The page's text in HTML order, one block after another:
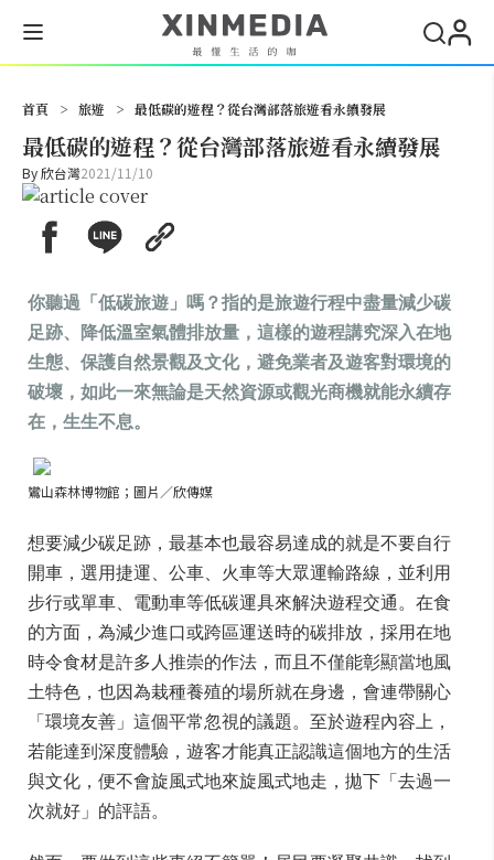
首頁 > 旅遊 > 最低碳的遊程？從台灣部落旅遊看永續發展
最低碳的遊程？從台灣部落旅遊看永續發展
By欣台灣2021/11/10
你聽過「低碳旅遊」嗎？指的是旅遊行程中盡量減少碳
足跡、降低溫室氣體排放量，這樣的遊程講究深入在地
生態、保護自然景觀及文化，避免業者及遊客對環境的
破壞，如此一來無論是天然資源或觀光商機就能永續存
在，生生不息。
鸞山森林博物館；圖片／欣傳媒
想要減少碳足跡，最基本也最容易達成的就是不要自行
開車，選用捷運、公車、火車等大眾運輸路線，並利用
步行或單車、電動車等低碳運具來解決遊程交通。在食
的方面，為減少進口或跨區運送時的碳排放，採用在地
時令食材是許多人推崇的作法，而且不僅能彰顯當地風
土特色，也因為栽種養殖的場所就在身邊，會連帶關心
「環境友善」這個平常忽視的議題。至於遊程內容上，
若能達到深度體驗，遊客才能真正認識這個地方的生活
與文化，便不會旋風式地來旋風式地走，拋下「去過一
次就好」的評語。